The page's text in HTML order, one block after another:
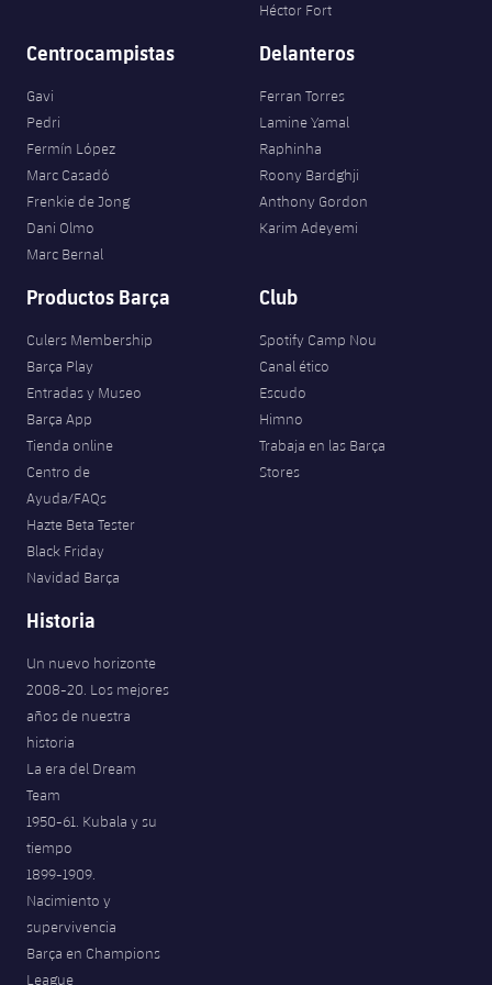
Fotos
Palmarés
plusicon
más
Masculino
Femenino
Agenda
Baloncesto en silla de ruedas
Actualidad
Jugadores
Calendario
Clasificaciones
Hockey sobre hielo
plusicon
más
Resultados
Clasificaciones
Hockey hierba
plusicon
más
Hockey Hierba Masculino
Hockey Hierba Femenino
plusicon
más
Actualidad
Plantilla
Agenda
Escuela de Patinaje
Rugby
Actualidad
Jugadores
Calendario
Resultados
Voleibol
plusicon
más
Noticias
Voleibol masculino
Voleibol femenino
Apúntate a las amateurs
plusicon
más
Apúntate a las amateurs
VALORANT Rising
Héctor Fort
Centrocampistas
Gavi
Pedri
Fermín López
Marc Casadó
Frenkie de Jong
Dani Olmo
Marc Bernal
Delanteros
Ferran Torres
Lamine Yamal
Raphinha
Roony Bardghji
Anthony Gordon
Karim Adeyemi
Productos Barça
Culers Membership
Barça Play
Entradas y Museo
Barça App
Tienda online
Centro de
Ayuda/FAQs
Hazte Beta Tester
Black Friday
Navidad Barça
Club
Spotify Camp Nou
Canal ético
Escudo
Himno
Trabaja en las Barça
Stores
Historia
Un nuevo horizonte
2008-20. Los mejores
años de nuestra
historia
La era del Dream
Team
1950-61. Kubala y su
tiempo
1899-1909.
Nacimiento y
supervivencia
Barça en Champions
League